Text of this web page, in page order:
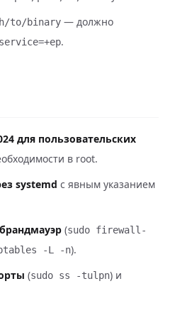
to/binary — должно
.
для пользовательских
в root.
systemd с явным указанием
(sudo firewall-
-L -n).
(sudo ss -tulpn) и